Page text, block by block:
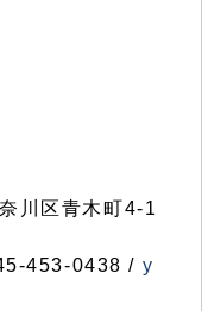
川区青木町4-1
453-0438 / y